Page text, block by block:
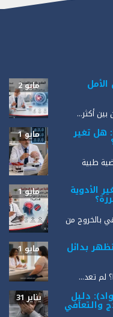
الأمل
مايو 2
بين أكثر...
هل تغير
مايو 1
طبية
الأدوية
مايو 1
بالخروج من
بدائل
مايو 1
لم تعد...
دليل
والتعافي
يناير 31